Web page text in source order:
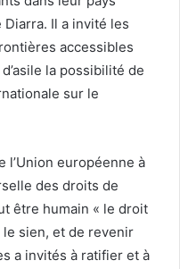
Diarra. Il a invité les
accessibles
la possibilité de
sur le
l’Union européenne à
des droits de
être humain « le droit
sien, et de revenir
a invités à ratifier et à